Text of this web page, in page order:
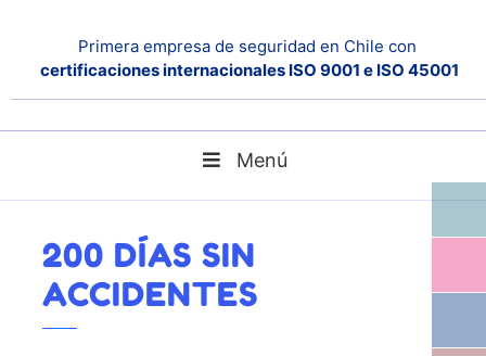
Primera empresa de seguridad en Chile con
certificaciones internacionales ISO 9001 e ISO 45001
Menú
200 días sin accidentes
200 DÍAS SIN
ACCIDENTES